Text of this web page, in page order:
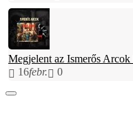
Megjelent az Ismerős
16febr. 0